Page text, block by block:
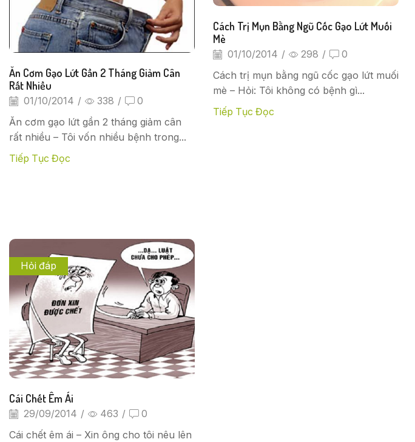
Ăn Cơm Gạo Lứt Gần 2 Tháng Giảm Cân
Rất Nhiều
01/10/2014 / 338 / 0
Ăn cơm gạo lứt gần 2 tháng giảm cân
rất nhiều – Tôi vốn nhiều bệnh trong...
Tiếp Tục Đọc
Cách Trị Mụn Bằng Ngũ Cốc Gạo Lứt Muối
Mè
01/10/2014 / 298 / 0
Cách trị mụn bằng ngũ cốc gạo lứt muối
mè – Hỏi: Tôi không có bệnh gì...
Tiếp Tục Đọc
Hỏi đáp
Cái Chết Êm Ái
29/09/2014 / 463 / 0
Cái chết êm ái – Xin ông cho tôi nêu lên